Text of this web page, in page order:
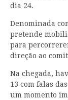
dia 24.
Denominada
pretende
para
direção ao
Na chegada,
13 com falas
um momento